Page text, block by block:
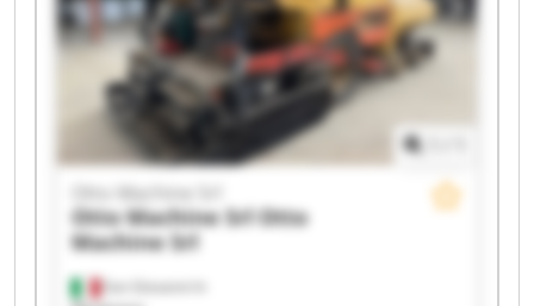
San Giovanni In
Otto Machine Srl
Otto Machine SrlOtto
Machine Srl